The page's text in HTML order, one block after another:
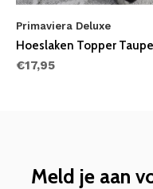
Primaviera Deluxe
Hoeslaken Topper
€17,95
Meld je aan